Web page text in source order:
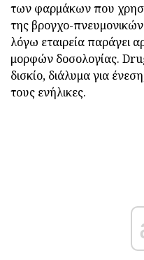
των φαρμάκων που
της βρογχο-
λόγω εταιρεία παράγει
μορφών δοσολογίας.
δισκίο, διάλυμα για
τους ενήλικες.